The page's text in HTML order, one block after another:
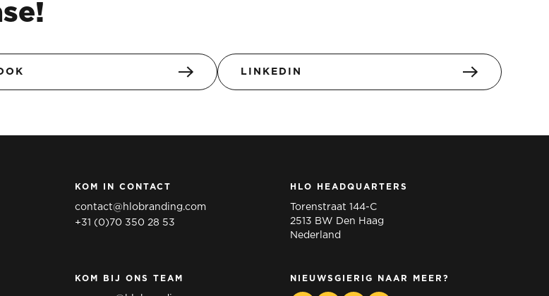
LINKEDIN
KOM IN CONTACT
contact@hlobranding.com
+31 (0)70 350 28 53
HLO HEADQUARTERS
Torenstraat 144-C
2513 BW Den Haag
Nederland
KOM BIJ ONS TEAM NIEUWSGIERIG NAAR MEER?